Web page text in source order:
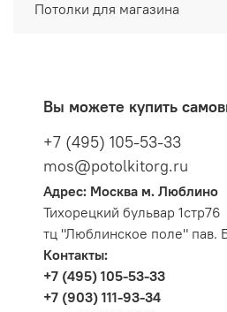
Потолки для магазина
Вы можете купить
+7 (495) 105-53-33
mos@potolkitorg.ru
Адрес: Москва м. Люблино
Тихорецкий бульвар 1стр76
тц "Люблинское поле" пав.
Контакты:
+7 (495) 105-53-33
+7 (903) 111-93-34